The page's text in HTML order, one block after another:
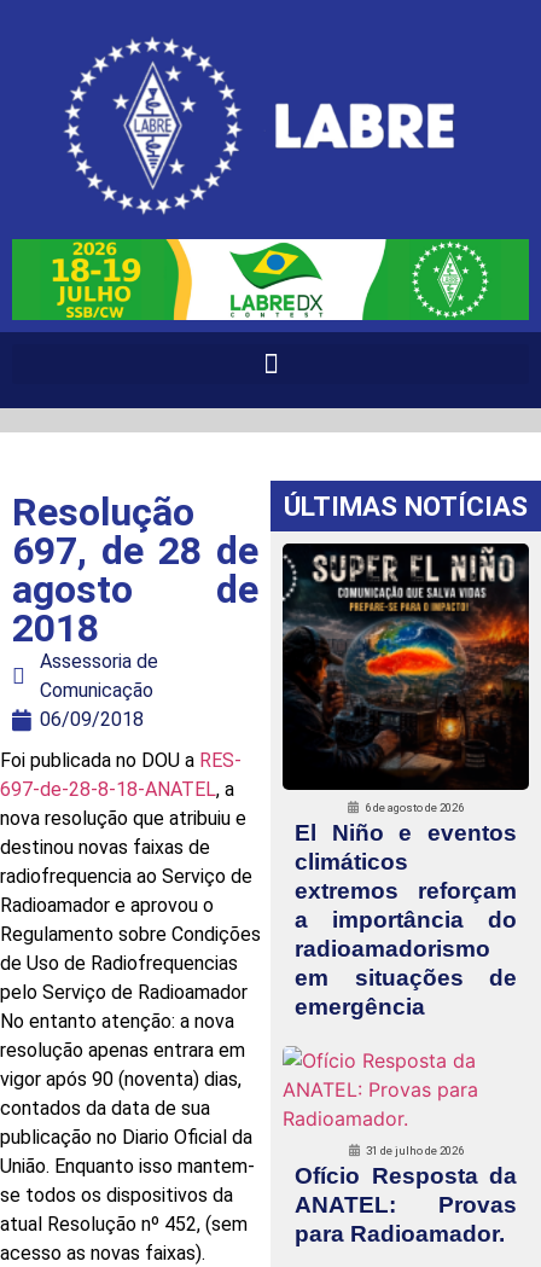
Resolução
697, de 28 de
agosto de
2018
Assessoria de
Comunicação
06/09/2018
Foi publicada no DOU a RES-
697-de-28-8-18-ANATEL, a
nova resolução que atribuiu e
destinou novas faixas de
radiofrequencia ao Serviço de
Radioamador e aprovou o
Regulamento sobre Condições
de Uso de Radiofrequencias
pelo Serviço de Radioamador
No entanto atenção: a nova
resolução apenas entrara em
vigor após 90 (noventa) dias,
contados da data de sua
publicação no Diario Oficial da
União. Enquanto isso mantem-
se todos os dispositivos da
atual Resolução nº 452, (sem
acesso as novas faixas).
ÚLTIMAS NOTÍCIAS
6 de agosto de 2026
El Niño e eventos
climáticos
extremos reforçam
a importância do
radioamadorismo
em situações de
emergência
31 de julho de 2026
Ofício Resposta da
ANATEL: Provas
para Radioamador.